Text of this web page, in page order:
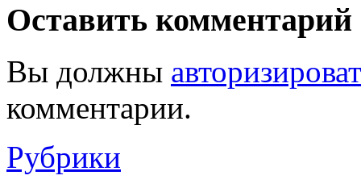
Оставить комментарий
Вы должны
комментарии.
Рубрики